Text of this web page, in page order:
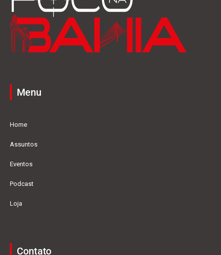
Menu
Home
Assuntos
Eventos
Podcast
Loja
Contato